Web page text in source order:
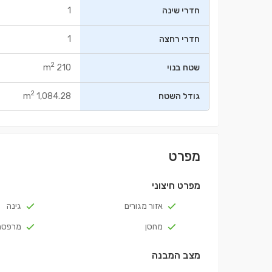
חדרי שינה 1
חדרי רחצה 1
שטח בנוי 210 m
2
גודל השטח 1,084.28 m
2
מפרט
מפרט חיצוני
אזור מגורים גינה
מחסן
מצב המבנה